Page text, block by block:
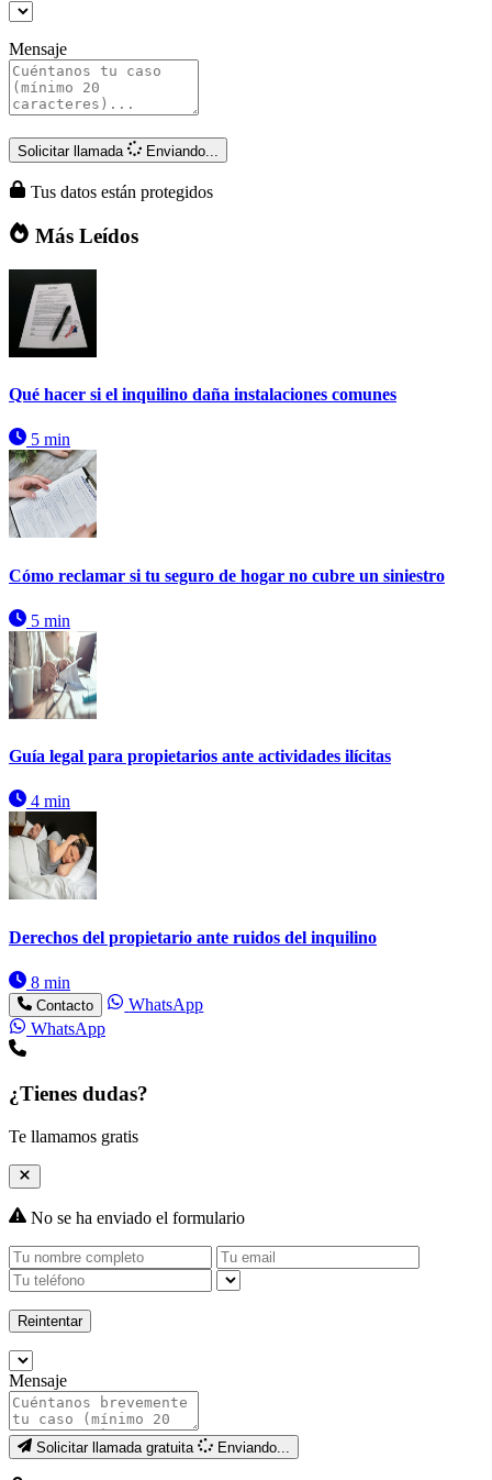
Mensaje
Solicitar llamada Enviando...
Tus datos están protegidos
Más Leídos
Qué hacer si el inquilino daña instalaciones comunes
5 min
Cómo reclamar si tu seguro de hogar no cubre un siniestro
5 min
Guía legal para propietarios ante actividades ilícitas
4 min
Derechos del propietario ante ruidos del inquilino
8 min
Contacto
WhatsApp
WhatsApp
¿Tienes dudas?
Te llamamos gratis
No se ha enviado el formulario
Reintentar
Mensaje
Solicitar llamada gratuita Enviando...